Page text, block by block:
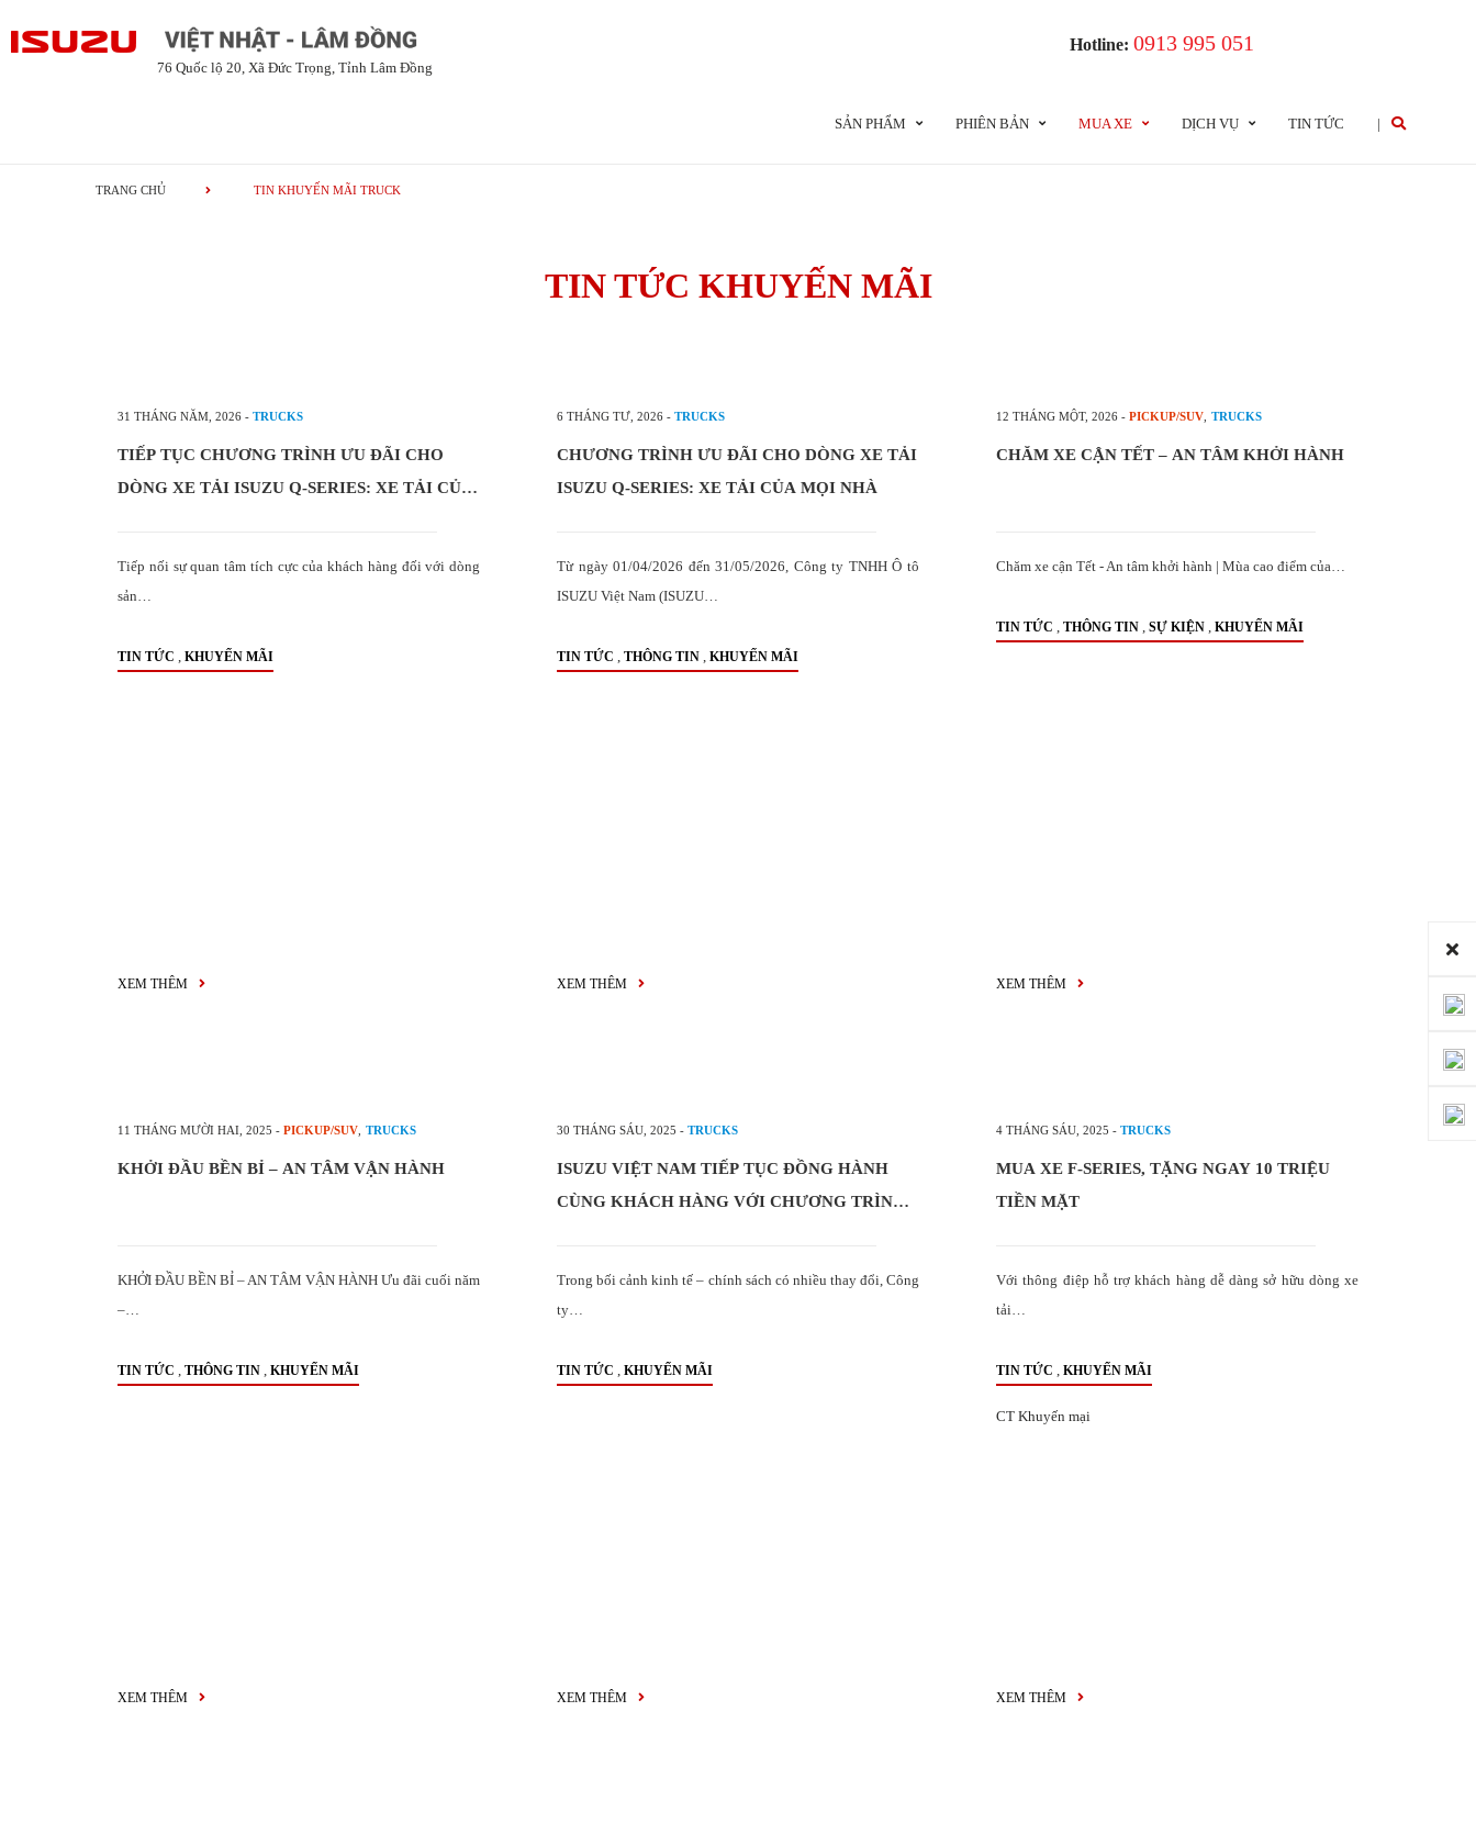
Hotline:0913 995 051
76 Quốc lộ 20, Xã Đức Trọng, Tỉnh Lâm Đồng
SẢN PHẨM PHIÊN BẢN MUA XE DỊCH VỤ TIN TỨC |
TRANG CHỦ TIN KHUYẾN MÃI TRUCK
TIN TỨC KHUYẾN MÃI
31 THÁNG NĂM, 2026 - TRUCKS
TIẾP TỤC CHƯƠNG TRÌNH ƯU ĐÃI CHO
DÒNG XE TẢI ISUZU Q-SERIES: XE TẢI CỦA
Tiếp nối sự quan tâm tích cực của khách hàng đối với dòng
sản…
TIN TỨC , KHUYẾN MÃI
XEM THÊM
6 THÁNG TƯ, 2026 - TRUCKS
CHƯƠNG TRÌNH ƯU ĐÃI CHO DÒNG XE TẢI
ISUZU Q-SERIES: XE TẢI CỦA MỌI NHÀ
Từ ngày 01/04/2026 đến 31/05/2026, Công ty TNHH Ô tô
ISUZU Việt Nam (ISUZU…
TIN TỨC , THÔNG TIN , KHUYẾN MÃI
XEM THÊM
12 THÁNG MỘT, 2026 - PICKUP/SUV TRUCKS
CHĂM XE CẬN TẾT – AN TÂM KHỞI HÀNH
Chăm xe cận Tết - An tâm khởi hành | Mùa cao điểm của…
TIN TỨC , THÔNG TIN , SỰ KIỆN , KHUYẾN MÃI
XEM THÊM
11 THÁNG MƯỜI HAI, 2025 - PICKUP/SUV TRUCKS
KHỞI ĐẦU BỀN BỈ – AN TÂM VẬN HÀNH
KHỞI ĐẦU BỀN BỈ – AN TÂM VẬN HÀNH Ưu đãi cuối năm
–…
TIN TỨC , THÔNG TIN , KHUYẾN MÃI
XEM THÊM
30 THÁNG SÁU, 2025 - TRUCKS
ISUZU VIỆT NAM TIẾP TỤC ĐỒNG HÀNH
CÙNG KHÁCH HÀNG VỚI CHƯƠNG TRÌNH
Trong bối cảnh kinh tế – chính sách có nhiều thay đổi, Công
ty…
TIN TỨC , KHUYẾN MÃI
XEM THÊM
4 THÁNG SÁU, 2025 - TRUCKS
MUA XE F-SERIES, TẶNG NGAY 10 TRIỆU
TIỀN MẶT
Với thông điệp hỗ trợ khách hàng dễ dàng sở hữu dòng xe
tải…
TIN TỨC , KHUYẾN MÃI
CT Khuyến mại
XEM THÊM